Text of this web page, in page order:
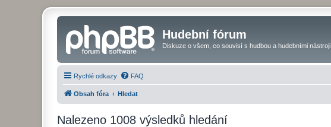
Hudební fórum
Diskuze o všem, co souvisí s hudbou a hudebními nástroji.
Rychlé odkazy FAQ
Obsah fóra Hledat
Nalezeno 1008 výsledků hledání